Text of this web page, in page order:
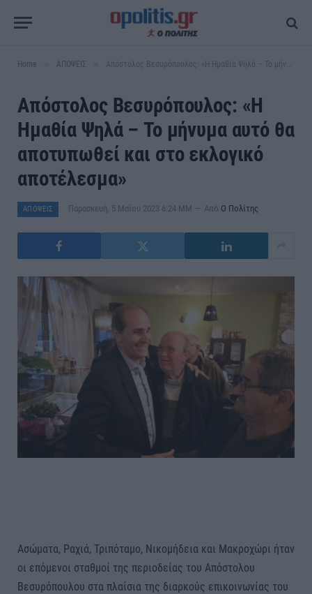
Home ΑΠΟΨΕΙΣ Απόστολος Βεσυρόπουλος: «Η Ημαθία Ψηλά – Το μήνυμα αυτό θα αποτυπωθεί και στο εκλογικό αποτέλεσμα»
Απόστολος Βεσυρόπουλος: «Η
Ημαθία Ψηλά – Το μήνυμα αυτό θα
αποτυπωθεί και στο εκλογικό
αποτέλεσμα»
ΑΠΟΨΕΙΣ Παρασκευή, 5 Μαΐου 2023 6:24 ΜΜ Από Ο Πολίτης
Ασώματα, Ραχιά, Τριπόταμο, Νικομήδεια και Μακροχώρι ήταν
οι επόμενοι σταθμοί της περιοδείας του Απόστολου
Βεσυρόπουλου στα πλαίσια της διαρκούς επικοινωνίας του